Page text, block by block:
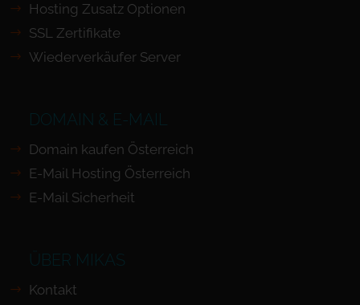
Hosting Zusatz Optionen
SSL Zertifikate
Wiederverkäufer Server
DOMAIN & E-MAIL
Domain kaufen Österreich
E-Mail Hosting Österreich
E-Mail Sicherheit
ÜBER MIKAS
Kontakt